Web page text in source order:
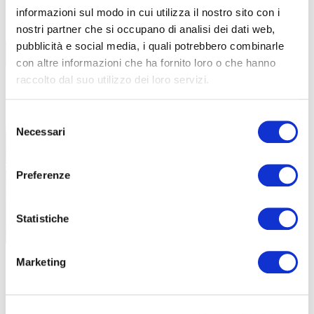
informazioni sul modo in cui utilizza il nostro sito con i
nostri partner che si occupano di analisi dei dati web,
pubblicità e social media, i quali potrebbero combinarle
con altre informazioni che ha fornito loro o che hanno
raccolto dal suo utilizzo dei loro servizi.
delNecessari
Preferenze
Statistiche
Marketing
BIKE ECONOMY
RANDONNEE
21-01-2025
SPIRITO “RANDAGIO”